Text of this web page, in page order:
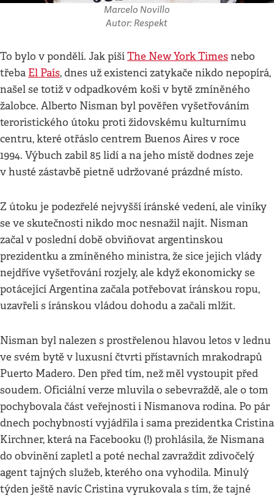
Marcelo Novillo
Autor: Respekt
To bylo v pondělí. Jak píšíThe New York Timesnebo
třeba El País, dnes už existenci zatykače nikdo nepopírá,
našel se totiž v odpadkovém koši v bytě zmíněného
žalobce. Alberto Nisman byl pověřen vyšetřováním
teroristického útoku proti židovskému kulturnímu
centru, které otřáslo centrem Buenos Aires v roce
1994. Výbuch zabil 85 lidí a na jeho místě dodnes zeje
v husté zástavbě pietně udržované prázdné místo.
Z útoku je podezřelé nejvyšší íránské vedení, ale viníky
se ve skutečnosti nikdo moc nesnažil najít. Nisman
začal v poslední době obviňovat argentinskou
prezidentku a zmíněného ministra, že sice jejich vlády
nejdříve vyšetřování rozjely, ale když ekonomicky se
potácející Argentina začala potřebovat íránskou ropu,
uzavřeli s íránskou vládou dohodu a začali mlžit.
Nisman byl nalezen s prostřelenou hlavou letos v lednu
ve svém bytě v luxusní čtvrti přístavních mrakodrapů
Puerto Madero. Den před tím, než měl vystoupit před
soudem. Oficiální verze mluvila o sebevraždě, ale o tom
pochybovala část veřejnosti i Nismanova rodina. Po pár
dnech pochybnosti vyjádřila i sama prezidentka Cristina
Kirchner, která na Facebooku (!) prohlásila, že Nismana
do obvinění zapletl a poté nechal zavraždit zdivočelý
agent tajných služeb, kterého ona vyhodila. Minulý
týden ještě navíc Cristina vyrukovala s tím, že tajné